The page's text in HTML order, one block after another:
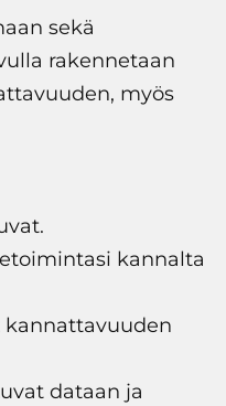
sekä
rakennetaan
myös
kannalta
dataan ja